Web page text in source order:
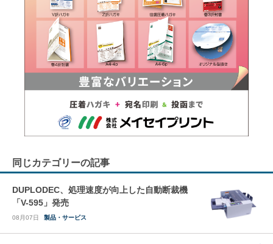
同じカテゴリーの記事
DUPLODEC、処理速度が向上した自動断裁機
「V-595」発売
08月07日 製品・サービス